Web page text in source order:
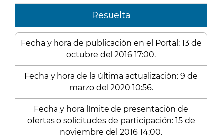
Resuelta
Fecha y hora de publicación en el Portal: 13 de
octubre del 2016 17:00.
Fecha y hora de la última actualización: 9 de
marzo del 2020 10:56.
Fecha y hora límite de presentación de
ofertas o solicitudes de participación: 15 de
noviembre del 2016 14:00.